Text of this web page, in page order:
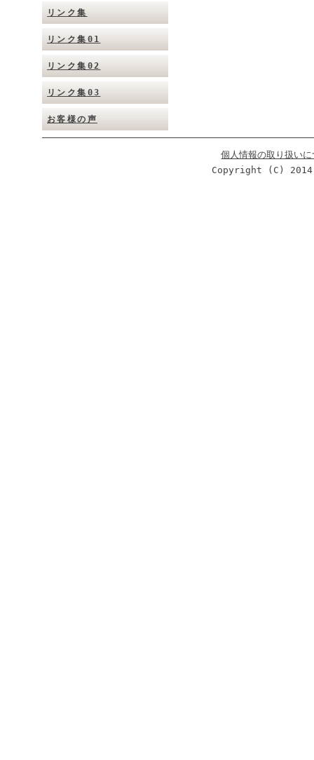
リンク集
リンク集01
リンク集02
リンク集03
お客様の声
個人情報の取り扱い
Copyright (C)